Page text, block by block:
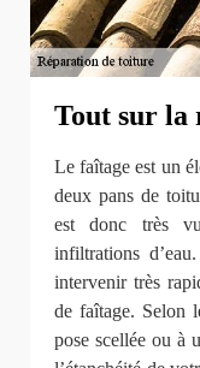
Tout sur la
Le faîtage est un
deux pans de
est donc très
infiltrations
intervenir très
de faîtage. Selon
pose scellée ou à